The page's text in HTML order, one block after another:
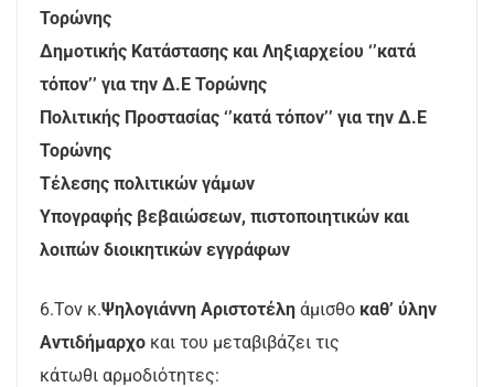
Τορώνης
Δημοτικής Κατάστασης και Ληξιαρχείου ‘’κατά
τόπον’’ για την Δ.Ε Τορώνης
Πολιτικής Προστασίας ‘’κατά τόπον’’ για την Δ.Ε
Τορώνης
Τέλεσης πολιτικών γάμων
Υπογραφής βεβαιώσεων, πιστοποιητικών και
λοιπών διοικητικών εγγράφων
6.Τον κ.Ψηλογιάννη Αριστοτέλη άμισθο καθ’ ύλην
Αντιδήμαρχο και του μεταβιβάζει τις
κάτωθι αρμοδιότητες: